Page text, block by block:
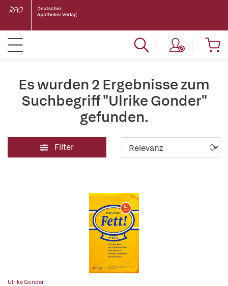
Es wurden 2 Ergebnisse zum
Suchbegriff "Ulrike Gonder"
gefunden.
Filter
Ulrike Gonder